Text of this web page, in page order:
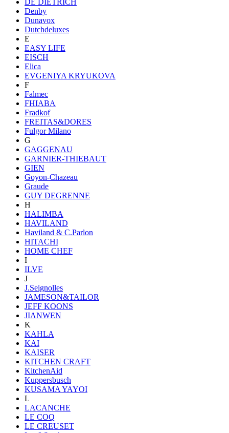
Denby
Dunavox
Dutchdeluxes
E
EASY LIFE
EISCH
Elica
EVGENIYA KRYUKOVA
F
Falmec
FHIABA
Fradkof
FREITAS&DORES
Fulgor Milano
G
GAGGENAU
GARNIER-THIEBAUT
GIEN
Goyon-Chazeau
Graude
GUY DEGRENNE
H
HALIMBA
HAVILAND
Haviland & C.Parlon
HITACHI
HOME CHEF
I
ILVE
J
J.Seignolles
JAMESON&TAILOR
JEFF KOONS
JIANWEN
K
KAHLA
KAI
KAISER
KITCHEN CRAFT
KitchenAid
Kuppersbusch
KUSAMA YAYOI
L
LACANCHE
LE COQ
LE CREUSET